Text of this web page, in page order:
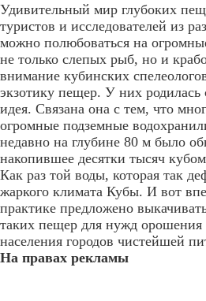
Удивительный мир глубоких
туристов и исследователей из
можно полюбоваться на
не только слепых рыб, но и
внимание кубинских
экзотику пещер. У них родилась
идея. Связана она с тем, что
огромные подземные
недавно на глубине 80 м было
накопившее десятки тысяч
Как раз той воды, которая так
жаркого климата Кубы. И вот
практике предложено
таких пещер для нужд
населения городов чистейшей
На правах рекламы